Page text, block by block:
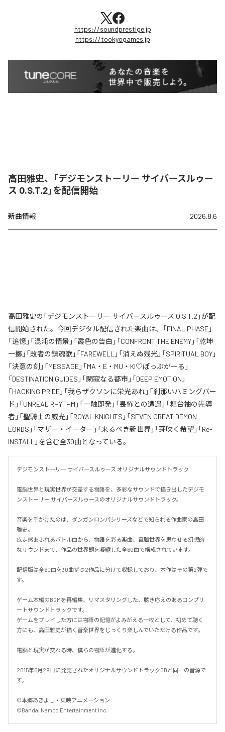
https://soundprestige.jp
https://tookyogames.jp
高田雅史、「デジモンストーリー サイバースルゥー
ス O.S.T.2」を配信開始
新曲情報 2026.8.6
高田雅史の「デジモンストーリー サイバースルゥース O.S.T.2」が配
信開始された。今回デジタル配信された楽曲は、「FINAL PHASE」
「追憶」「混沌の情景」「霞色の告白」「CONFRONT THE ENEMY」「乾坤
一擲」「敗者の鎮魂歌」「FAREWELL」「消えぬ残光」「SPIRITUAL BOY」
「決意の刻」「MESSAGE」「MA・E・MU・KI♡ぽっぷがーる」
「DESTINATION GUIDES」「閑寂なる都市」「DEEP EMOTION」
「HACKING PRIDE」「我らザクソンに栄光あれ」「刹那いハミングバー
ド」「UNREAL RHYTHM」「一触即発」「畏怖との遭遇」「舞台袖の先導
者」「聖騎士の威光」「ROYAL KNIGHTS」「SEVEN GREAT DEMON
LORDS」「マザー・イーター」「来るべき新世界」「芽吹く希望」「Re-
INSTALL」を含む全30曲となっている。
デジモンストーリー サイバースルゥース オリジナルサウンドトラック
電脳世界と現実世界が交差する物語を、多彩なサウンドで描き出したデジモ
ンストーリー サイバースルゥースのオリジナルサウンドトラック。
音楽を手がけたのは、ダンガンロンパシリーズなどで知られる作曲家の高田
雅史。
疾走感あふれるバトル曲から、物語を彩る楽曲、電脳世界を思わせる幻想的
なサウンドまで、作品の世界観を凝縮した全60曲で構成されています。
配信版は全60曲を30曲ずつ2作品に分けて収録しており、本作はその第2弾で
す。
ゲーム本編のBGMを再編集、リマスタリングした、聴き応えのあるコンプリ
ートサウンドトラックです。
ゲームをプレイした方には物語の記憶がよみがえる一枚として、初めて聴く
方にも、高田雅史が描く音楽世界をじっくり楽しんでいただける作品です。
電脳と現実が交わる時、僕らの物語が進化する。
2015年5月29日に発売されたオリジナルサウンドトラックCDと同一の音源で
す。
©本郷あきよし・東映アニメーション
©Bandai Namco Entertainment Inc.